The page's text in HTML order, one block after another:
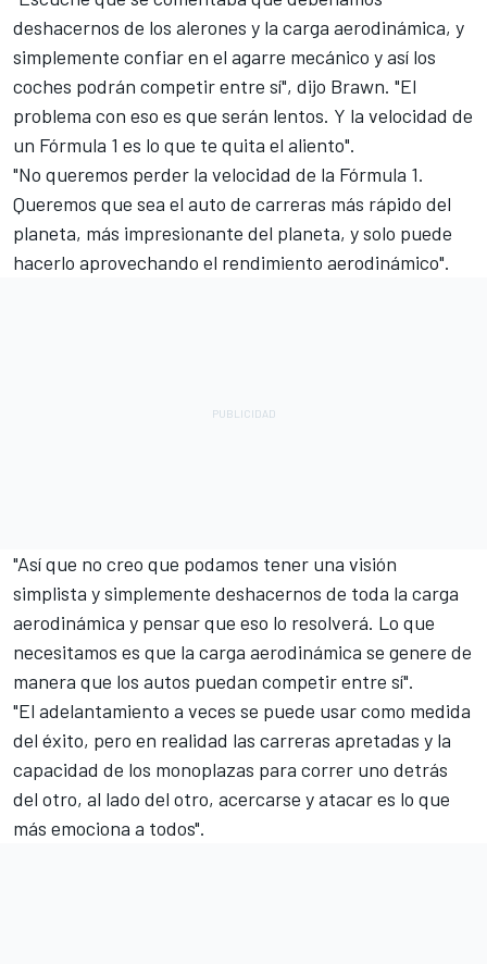
deshacernos de los alerones y la carga aerodinámica, y
simplemente confiar en el agarre mecánico y así los
coches podrán competir entre sí", dijo Brawn. "El
problema con eso es que serán lentos. Y la velocidad de
un Fórmula 1 es lo que te quita el aliento".
"No queremos perder la velocidad de la Fórmula 1.
Queremos que sea el auto de carreras más rápido del
planeta, más impresionante del planeta, y solo puede
hacerlo aprovechando el rendimiento aerodinámico".
"Así que no creo que podamos tener una visión
simplista y simplemente deshacernos de toda la carga
aerodinámica y pensar que eso lo resolverá. Lo que
necesitamos es que la carga aerodinámica se genere de
manera que los autos puedan competir entre sí".
"El adelantamiento a veces se puede usar como medida
del éxito, pero en realidad las carreras apretadas y la
capacidad de los monoplazas para correr uno detrás
del otro, al lado del otro, acercarse y atacar es lo que
más emociona a todos".